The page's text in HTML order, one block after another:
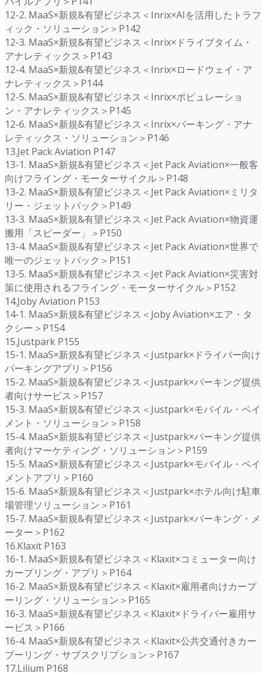
12-2. MaaS×新規&有望ビジネス＜Inrix×AIを活用したトラフ
ィック・ソリューション＞P142
12-3. MaaS×新規&有望ビジネス＜Inrix×ドライブタイム・
アナレティックス＞P143
12-4. MaaS×新規&有望ビジネス＜Inrix×ロードウェイ・ア
ナレティックス＞P144
12-5. MaaS×新規&有望ビジネス＜Inrix×ポピュレーショ
ン・アナレティックス＞P145
12-6. MaaS×新規&有望ビジネス＜Inrix×パーキング・アナ
レティックス・ソリューション＞P146
13.Jet Pack Aviation P147
13-1. MaaS×新規&有望ビジネス＜Jet Pack Aviation×一般客
向けフライング・モーターサイクル＞P148
13-2. MaaS×新規&有望ビジネス＜Jet Pack Aviation×ミリタ
リー・ジェットパック＞P149
13-3. MaaS×新規&有望ビジネス＜Jet Pack Aviation×物資運
搬用「スピーダー」＞P150
13-4. MaaS×新規&有望ビジネス＜Jet Pack Aviation×世界で
唯一のジェットパック＞P151
13-5. MaaS×新規&有望ビジネス＜Jet Pack Aviation×災害対
策に使用されるフライング・モーターサイクル＞P152
14.Joby Aviation P153
14-1. MaaS×新規&有望ビジネス＜Joby Aviation×エア・タ
クシー＞P154
15.Justpark P155
15-1. MaaS×新規&有望ビジネス＜Justpark×ドライバー向け
パーキングアプリ＞P156
15-2. MaaS×新規&有望ビジネス＜Justpark×パーキング提供
者向けサービス＞P157
15-3. MaaS×新規&有望ビジネス＜Justpark×モバイル・ペイ
メント・ソリューション＞P158
15-4. MaaS×新規&有望ビジネス＜Justpark×パーキング提供
者向けマーケティング・ソリューション＞P159
15-5. MaaS×新規&有望ビジネス＜Justpark×モバイル・ペイ
メントアプリ＞P160
15-6. MaaS×新規&有望ビジネス＜Justpark×ホテル向け駐車
場管理ソリューション＞P161
15-7. MaaS×新規&有望ビジネス＜Justpark×パーキング・メ
ーター＞P162
16.Klaxit P163
16-1. MaaS×新規&有望ビジネス＜Klaxit×コミューター向け
カープリング・アプリ＞P164
16-2. MaaS×新規&有望ビジネス＜Klaxit×雇用者向けカープ
ーリング・ソリューション＞P165
16-3. MaaS×新規&有望ビジネス＜Klaxit×ドライバー雇用サ
ービス＞P166
16-4. MaaS×新規&有望ビジネス＜Klaxit×公共交通付きカー
プーリング・サブスクリプション＞P167
17.Lilium P168